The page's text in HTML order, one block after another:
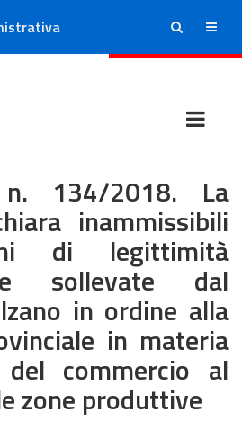
ricerca menu
134/2018. La
inammissibili
di legittimità
sollevate dal
in ordine alla
in materia
commercio al
zone produttive